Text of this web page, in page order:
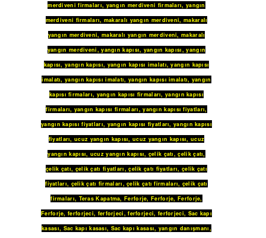
merdiveni firmaları, yangın merdiveni firmaları, yangın
merdiveni firmaları, makaralı yangın merdiveni,makaralı
yangın merdiveni, makaralı yangın merdiveni,makaralı
yangın merdiveni,yangın kapısı, yangın kapısı,yangın
kapısı,yangın kapısı, yangın kapısı imalatı,yangın kapısı
imalatı,yangın kapısı imalatı, yangın kapısı imalatı, yangın
kapısı firmaları, yangın kapısı firmaları,yangın kapısı
firmaları, yangın kapısı firmaları,yangın kapısı fiyatları,
yangın kapısı fiyatları, yangın kapısı fiyatları,yangın kapısı
fiyatları,ucuz yangın kapısı,ucuz yangın kapısı,ucuz
yangın kapısı, ucuz yangın kapısı, çelik çatı,çelik çatı,
çelik çatı, çelik çatı fiyatları,çelik çatı fiyatları, çelik çatı
fiyatları, çelik çatı firmaları,çelik çatı firmaları, çelik çatı
firmaları, Teras Kapatma,Ferforje,Ferforje,Ferforje,
Ferforje,ferforjeci, ferforjeci,ferforjeci, ferforjeci, Sac kapı
kasası, Sac kapı kasası, Sac kapı kasası, yangın danışmanı,